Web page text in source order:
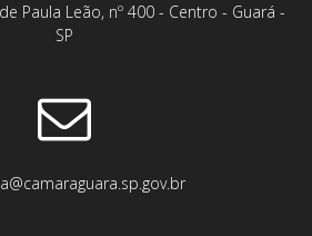
Paula Leão, nº 400 - Centro - Guará -
SP